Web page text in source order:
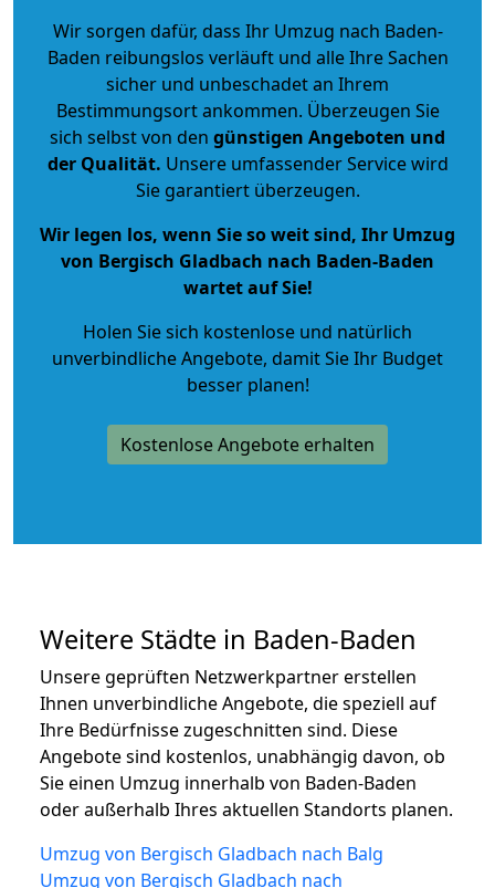
Wir sorgen dafür, dass Ihr Umzug nach Baden-
Baden reibungslos verläuft und alle Ihre Sachen
sicher und unbeschadet an Ihrem
Bestimmungsort ankommen. Überzeugen Sie
sich selbst von den günstigen Angeboten und
der Qualität. Unsere umfassender Service wird
Sie garantiert überzeugen.
Wir legen los, wenn Sie so weit sind, Ihr Umzug
von Bergisch Gladbach nach Baden-Baden
wartet auf Sie!
Holen Sie sich kostenlose und natürlich
unverbindliche Angebote, damit Sie Ihr Budget
besser planen!
Kostenlose Angebote erhalten
Weitere Städte in Baden-Baden
Unsere geprüften Netzwerkpartner erstellen
Ihnen unverbindliche Angebote, die speziell auf
Ihre Bedürfnisse zugeschnitten sind. Diese
Angebote sind kostenlos, unabhängig davon, ob
Sie einen Umzug innerhalb von Baden-Baden
oder außerhalb Ihres aktuellen Standorts planen.
Umzug von Bergisch Gladbach nach Balg
Umzug von Bergisch Gladbach nach